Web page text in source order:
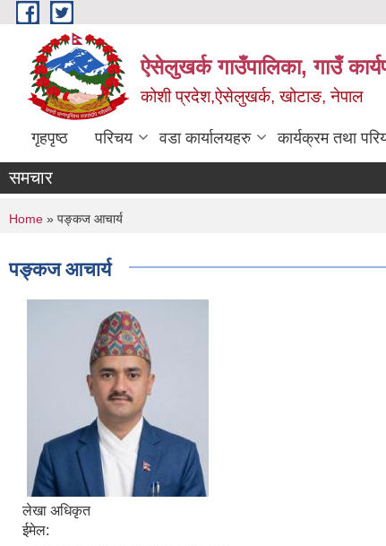
Skip to main content
ऐसेलुखर्क गाउँपालिका, गाउँ
कोशी प्रदेश,ऐसेलुखर्क, खोटाङ, नेपाल
गृहपृष्ठ परिचय वडा कार्यालयहरु कार्यक्रम तथा
समचार
You are here
Home » पङ्कज आचार्य
पङ्कज आचार्य
लेखा अधिकृत
ईमेल: